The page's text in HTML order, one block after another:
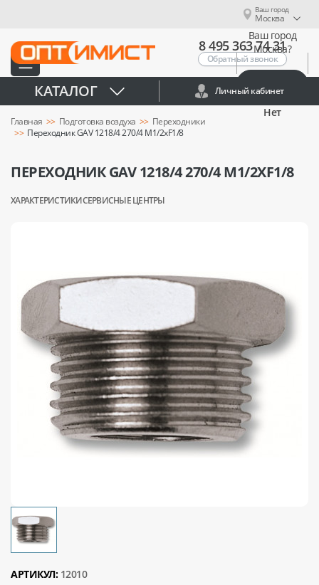
Ваш город
Москва
Ваш город
Москва?
Нет
8 495 363 74 31
Обратный звонок
КАТАЛОГ Личный кабинет
Главная Подготовка воздуха
Переходники
Переходник GAV 1218/4 270/4 М1/2xF1/8
ПЕРЕХОДНИК GAV 1218/4 270/4 М1/2XF1/8
ХАРАКТЕРИСТИКИСЕРВИСНЫЕ ЦЕНТРЫ
АРТИКУЛ: 12010